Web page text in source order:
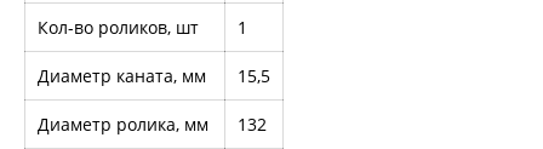
Кол-во роликов, шт 1
Диаметр каната, мм 15,5
Диаметр ролика, мм 132